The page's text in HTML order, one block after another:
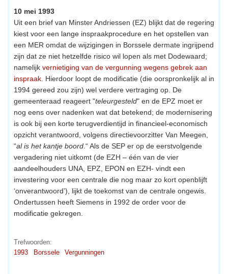
10 mei 1993
Uit een brief van Minster Andriessen (EZ) blijkt dat de regering
kiest voor een lange inspraakprocedure en het opstellen van
een MER omdat de wijzigingen in Borssele dermate ingrijpend
zijn dat ze niet hetzelfde risico wil lopen als met Dodewaard;
namelijk vernietiging van de vergunning wegens gebrek aan
inspraak. Hierdoor loopt de modificatie (die oorspronkelijk al in
1994 gereed zou zijn) wel verdere vertraging op. De
gemeenteraad reageert "teleurgesteld" en de EPZ moet er
nog eens over nadenken wat dat betekend; de modernisering
is ook bij een korte terugverdientijd in financieel-economisch
opzicht verantwoord, volgens directievoorzitter Van Meegen,
“al is het kantje boord.“ Als de SEP er op de eerstvolgende
vergadering niet uitkomt (de EZH – één van de vier
aandeelhouders UNA, EPZ, EPON en EZH- vindt een
investering voor een centrale die nog maar zo kort openblijft
‘onverantwoord’), lijkt de toekomst van de centrale ongewis.
Ondertussen heeft Siemens in 1992 de order voor de
modificatie gekregen.
Trefwoorden:
1993
Borssele Vergunningen